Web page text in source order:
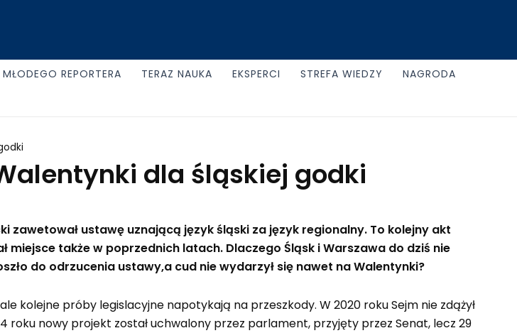
REPORTERA TERAZ NAUKA EKSPERCI STREFA WIEDZY
NAGRODA
dla śląskiej godki
zawetował ustawę uznającą język śląski za język regionalny. To kolejny akt
także w poprzednich latach. Dlaczego Śląsk i Warszawa do dziś nie
do odrzucenia ustawy,a cud nie wydarzył się nawet na Walentynki?
kolejne próby legislacyjne napotykają na przeszkody. W 2020 roku Sejm nie zdążył
nowy projekt został uchwalony przez parlament, przyjęty przez Senat, lecz 29